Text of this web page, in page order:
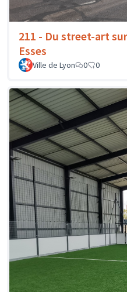
211 - Du street-art
Esses
Ville de Lyon 0 0